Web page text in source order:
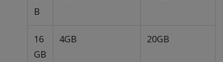
B
16
GB
4GB 20GB